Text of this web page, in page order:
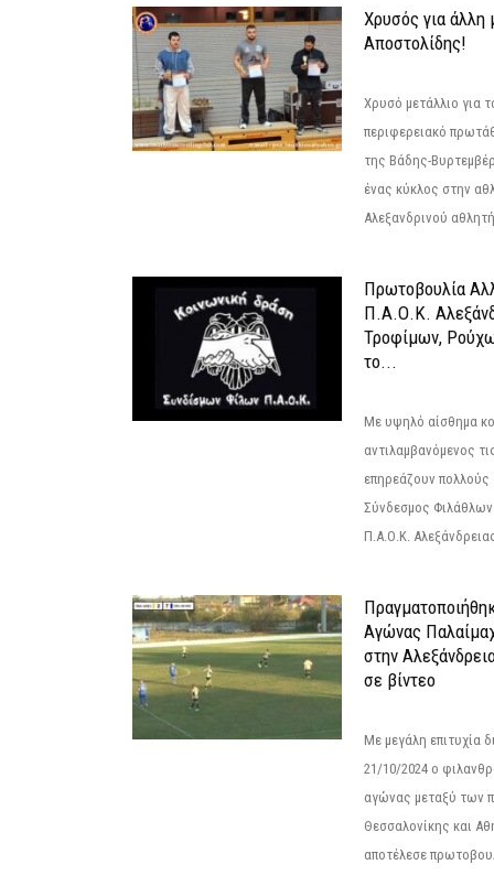
Χρυσός για άλλη
Αποστολίδης!
Χρυσό μετάλλιο για
περιφερειακό
της Βάδης-
ένας κύκλος στην
Αλεξανδρινού
Πρωτοβουλία
Π.Α.Ο.Κ.
Τροφίμων,
το...
Με υψηλό αίσθημα
αντιλαμβανόμενος
επηρεάζουν πολλούς
Σύνδεσμος
Π.Α.Ο.Κ.
Αγώνας
στην
σε βίντεο
Με μεγάλη επιτυχία
21/10/2024 ο
αγώνας μεταξύ των
Θεσσαλονίκης και
αποτέλεσε